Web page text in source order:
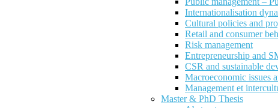
Internationalisation
Cultural policies and
Retail and consumer
Risk management
Entrepreneurship and
CSR and sustainable
Macroeconomic issues
Management et
Master & PhD Thesis